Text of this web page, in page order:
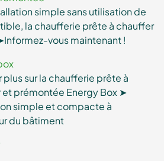
simple sans utilisation de
la chaufferie prête à chauffer
vous maintenant !
plus sur la chaufferie prête à
prémontée Energy Box ➤
simple et compacte à
du bâtiment